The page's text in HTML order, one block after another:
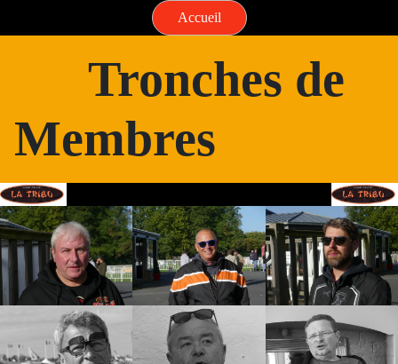
Accueil
Tronches de
Membres